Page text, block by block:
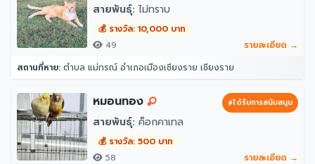
สายพันธุ์: ไม่ทราบ
💰 รางวัล: 10,000 บาท
49
รายละเอียด →
สถานที่หาย: ตำบล แม่กรณ์ อำเภอเมืองเชียงราย เชียงราย
หมอนทอง ได้รับการสนับสนุน
สายพันธุ์: ค็อกคาเทล
💰 รางวัล: 500 บาท
58
รายละเอียด →